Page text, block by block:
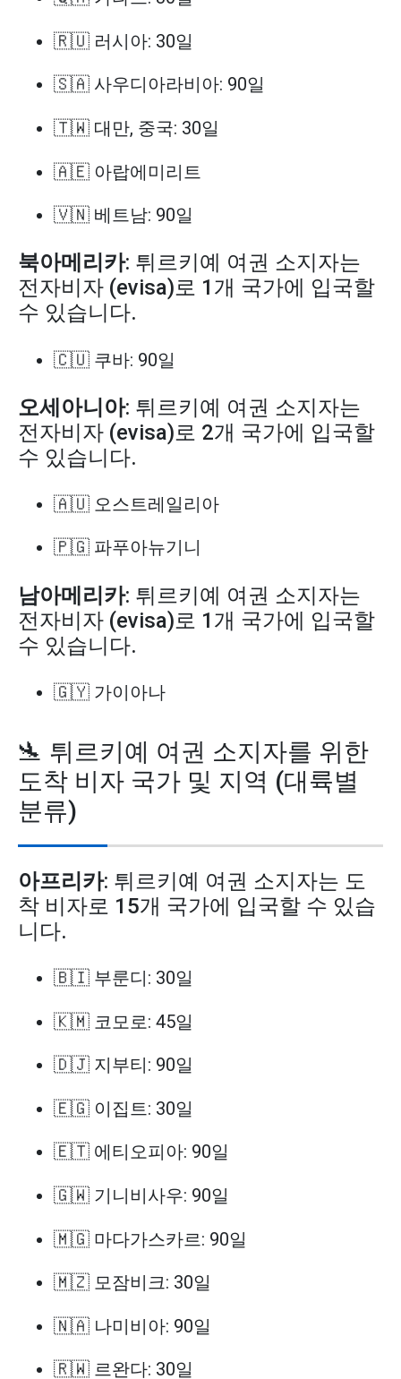
🇷🇺 러시아: 30일
🇸🇦 사우디아라비아: 90일
🇹🇼 대만, 중국: 30일
🇦🇪 아랍에미리트
🇻🇳 베트남: 90일
북아메리카: 튀르키예 여권 소지자는
전자비자 (evisa)로 1개 국가에 입국할
수 있습니다.
🇨🇺 쿠바: 90일
오세아니아: 튀르키예 여권 소지자는
전자비자 (evisa)로 2개 국가에 입국할
수 있습니다.
🇦🇺 오스트레일리아
🇵🇬 파푸아뉴기니
남아메리카: 튀르키예 여권 소지자는
전자비자 (evisa)로 1개 국가에 입국할
수 있습니다.
🇬🇾 가이아나
🛬 튀르키예 여권 소지자를 위한
도착 비자 국가 및 지역 (대륙별
분류)
아프리카: 튀르키예 여권 소지자는 도
착 비자로 15개 국가에 입국할 수 있습
니다.
🇧🇮 부룬디: 30일
🇰🇲 코모로: 45일
🇩🇯 지부티: 90일
🇪🇬 이집트: 30일
🇪🇹 에티오피아: 90일
🇬🇼 기니비사우: 90일
🇲🇬 마다가스카르: 90일
🇲🇿 모잠비크: 30일
🇳🇦 나미비아: 90일
🇷🇼 르완다: 30일